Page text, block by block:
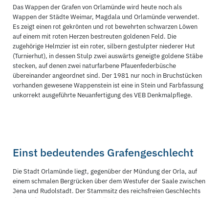
Das Wappen der Grafen von Orlamünde wird heute noch als
Wappen der Städte Weimar, Magdala und Orlamünde verwendet.
Es zeigt einen rot gekrönten und rot bewehrten schwarzen Löwen
auf einem mit roten Herzen bestreuten goldenen Feld. Die
zugehörige Helmzier ist ein roter, silbern gestulpter niederer Hut
(Turnierhut), in dessen Stulp zwei auswärts geneigte goldene Stäbe
stecken, auf denen zwei naturfarbene Pfauenfederbüsche
übereinander angeordnet sind. Der 1981 nur noch in Bruchstücken
vorhanden gewesene Wappenstein ist eine in Stein und Farbfassung
unkorrekt ausgeführte Neuanfertigung des VEB Denkmalpflege.
Einst bedeutendes Grafengeschlecht
Die Stadt Orlamünde liegt, gegenüber der Mündung der Orla, auf
einem schmalen Bergrücken über dem Westufer der Saale zwischen
Jena und Rudolstadt. Der Stammsitz des reichsfreien Geschlechts